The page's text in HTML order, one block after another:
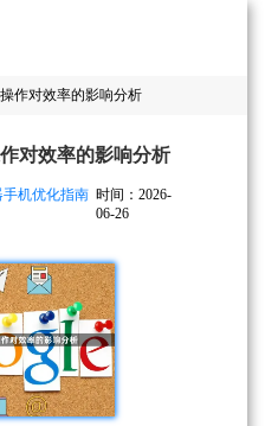
作对效率的影响分析
对效率的影响分析
机优化指南 时间：2026-
06-26